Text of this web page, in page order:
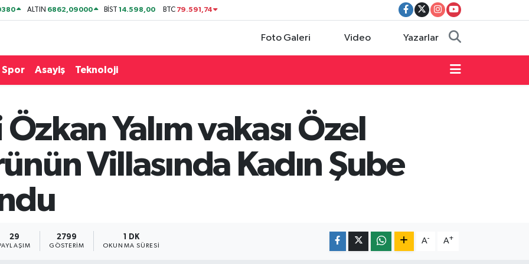
ALTIN 6862,09000 BİST14.598,00 BTC 79.591,74
Foto Galeri Video Yazarlar
Spor Asayiş Teknoloji
Yalım vakası Özel
Villasında Kadın Şube
29
PAYLAŞIM
2799
GÖSTERIM
1 DK
OKUNMA SÜRESI
A- A+